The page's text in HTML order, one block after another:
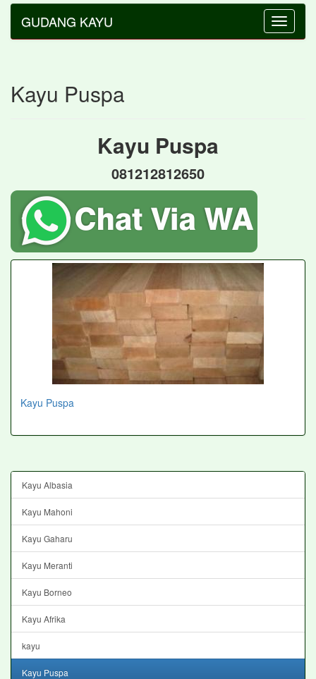
Toggle
GUDANG KAYU
Kayu Puspa
Kayu Puspa
081212812650
Kayu Puspa
Kayu Albasia
Kayu Mahoni
Kayu Gaharu
Kayu Meranti
Kayu Borneo
Kayu Afrika
kayu
Kayu Puspa